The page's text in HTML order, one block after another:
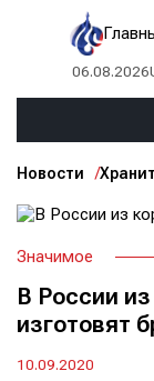
06.08.2026
Новости
Значимое
В России
изготовят
10.09.2020